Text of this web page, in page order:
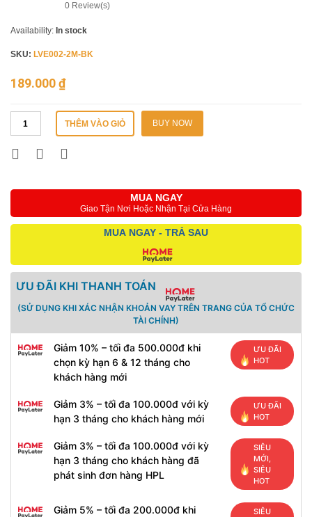
0 Review(s)
Availability: In stock
SKU: LVE002-2M-BK
189.000₫
THÊM VÀO GIỎ BUY NOW
MUA NGAY
Giao Tận Nơi Hoặc Nhận Tại Cửa Hàng
MUA NGAY - TRẢ SAU
ƯU ĐÃI KHI THANH TOÁN
(SỬ DỤNG KHI XÁC NHẬN KHOẢN VAY TRÊN TRANG CỦA TỔ CHỨC
TÀI CHÍNH)
Giảm 10% – tối đa 500.000đ khi
chọn kỳ hạn 6 & 12 tháng cho
khách hàng mới
ƯU ĐÃI
HOT
Giảm 3% – tối đa 100.000đ với kỳ
hạn 3 tháng cho khách hàng mới
ƯU ĐÃI
HOT
Giảm 3% – tối đa 100.000đ với kỳ
hạn 3 tháng cho khách hàng đã
phát sinh đơn hàng HPL
SIÊU
MỚI,
SIÊU
HOT
Giảm 5% – tối đa 200.000đ khi
SIÊU